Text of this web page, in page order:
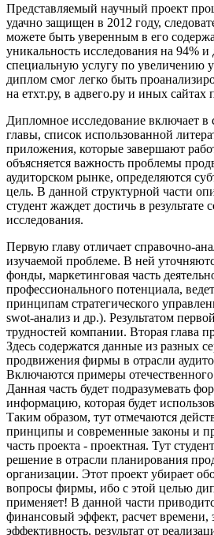
Представляемый научный проект
удачно защищен в 2012 году,
можете быть уверенным в его
уникальность исследования на 94%
специальную услугу по увеличению
диплом смог легко быть
на етхт.ру, в адвего.ру и иных сайтах
Дипломное исследование включает в
главы, список использованной
приложения, которые завершают
объясняется важность проблемы
аудиторском рынке, определяются
цель. В данной структурной части
студент жаждет достичь в результате
исследования.
Первую главу отличает справочно-
изучаемой проблеме. В ней
фонды, маркетинговая часть
профессионального потенциала,
принципам стратегического
swot-анализ и др.). Результатом
трудностей компании. Вторая глава
Здесь содержатся данные из разных
продвижения фирмы в отрасли
Включаются примеры
Данная часть будет подразумевать
информацию, которая будет
Таким образом, тут отмечаются
принципы и современные законы и
часть проекта - проектная. Тут
решение в отрасли планирования
организации. Этот проект убирает
вопросы фирмы, ибо с этой целью
применяет! В данной части
финансовый эффект, расчет времени,
эффективность, результат от